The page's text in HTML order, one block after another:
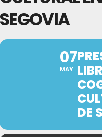
SEGOVIA
07
MAY
DE